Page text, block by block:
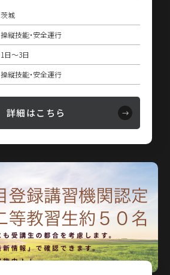
茨城
操縦技能・安全運行
1日〜3日
操縦技能・安全運行
詳細はこちら